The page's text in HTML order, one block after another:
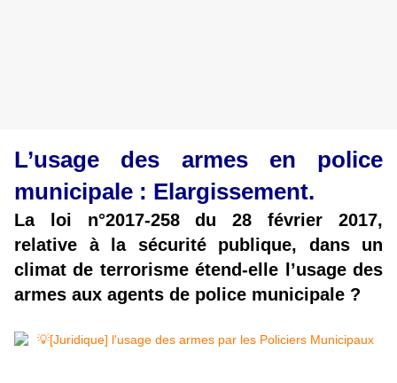
L’usage des armes en police
municipale : Elargissement.
La loi n°2017-258 du 28 février 2017,
relative à la sécurité publique, dans un
climat de terrorisme étend-elle l’usage des
armes aux agents de police municipale ?